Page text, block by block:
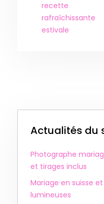
recette
rafraîchissante
estivale
Actualités du
Photographe
et tirages inclus
Mariage en suisse
lumineuses